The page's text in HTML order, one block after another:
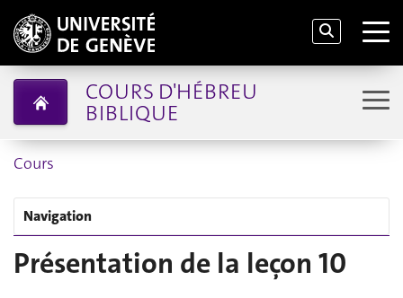
COURS D'HÉBREU
BIBLIQUE
Cours
Navigation
Présentation de la leçon 10